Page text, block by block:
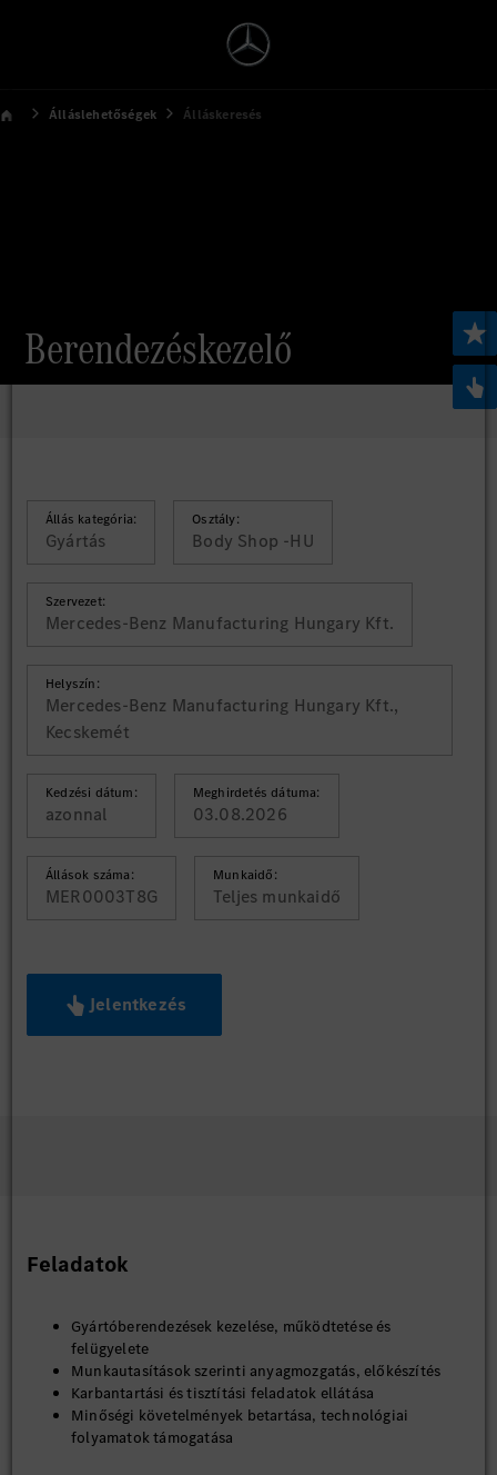
Álláslehetőségek Álláskeresés
Berendezéskezelő
Állás kategória:
Gyártás
Osztály:
Body Shop -HU
Szervezet:
Mercedes-Benz Manufacturing Hungary Kft.
Helyszín:
Mercedes-Benz Manufacturing Hungary Kft.,
Kecskemét
Kedzési dátum:
azonnal
Meghirdetés dátuma:
03.08.2026
Állások száma:
MER0003T8G
Munkaidő:
Teljes munkaidő
Jelentkezés
Feladatok
Gyártóberendezések kezelése, működtetése és
felügyelete
Munkautasítások szerinti anyagmozgatás, előkészítés
Karbantartási és tisztítási feladatok ellátása
Minőségi követelmények betartása, technológiai
folyamatok támogatása